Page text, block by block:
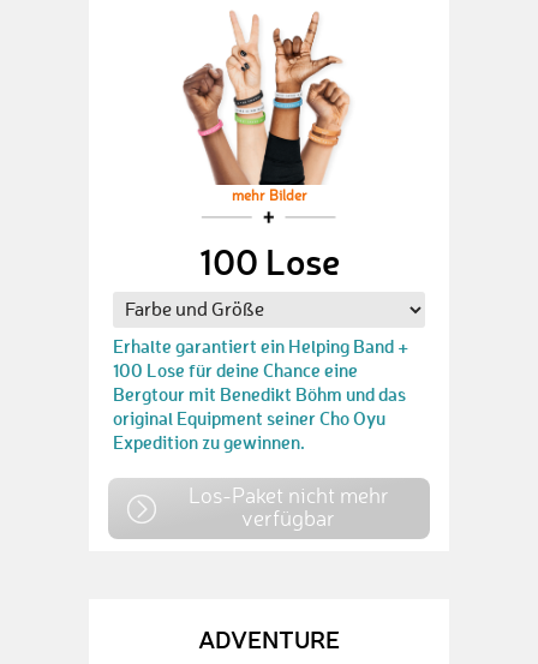
mehr Bilder
100 Lose
Erhalte garantiert ein Helping Band +
100 Lose für deine Chance eine
Bergtour mit Benedikt Böhm und das
original Equipment seiner Cho Oyu
Expedition zu gewinnen.
Los-Paket nicht mehr
verfügbar
ADVENTURE